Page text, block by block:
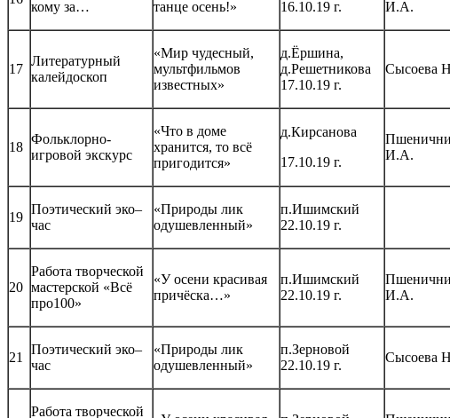
кому за…
танце осень!»
16.10.19 г.
И.А.
17
Литературный
калейдоскоп
«Мир чудесный,
мультфильмов
известных»
д.Ёршина,
д.Решетникова
17.10.19 г.
Сысоева
18
Фольклорно-
игровой экскурс
«Что в доме
хранится, то всё
пригодится»
д.Кирсанова
17.10.19 г.
И.А.
19
Поэтический эко–
час
«Природы лик
одушевленный»
п.Ишимский
22.10.19 г.
20
Работа творческой
мастерской «Всё
про100»
«У осени красивая
причёска…»
п.Ишимский
22.10.19 г.
И.А.
21
Поэтический эко–
час
«Природы лик
одушевленный»
п.Зерновой
22.10.19 г.
Сысоева
Работа творческой